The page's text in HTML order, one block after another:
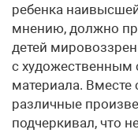
ребенка
мнению, должно
детей
с художественным
материала. Вместе
различные
подчеркивал, что